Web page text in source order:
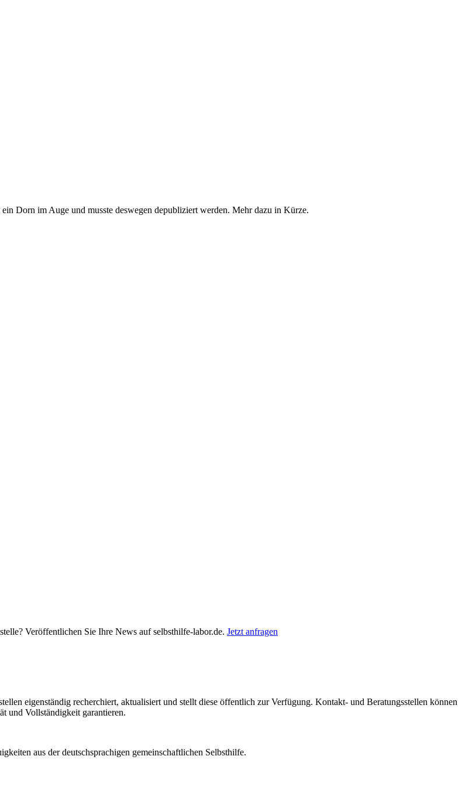
Dorn im Auge und musste deswegen depubliziert werden. Mehr dazu in Kürze.
Veröffentlichen Sie Ihre News auf selbsthilfe-labor.de. Jetzt anfragen
eigenständig recherchiert, aktualisiert und stellt diese öffentlich zur Verfügung. Kontakt- und Beratungsstellen können
und Vollständigkeit garantieren.
aus der deutschsprachigen gemeinschaftlichen Selbsthilfe.